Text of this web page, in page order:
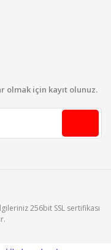
olmak için kayıt olunuz.
256bit SSL sertifikası